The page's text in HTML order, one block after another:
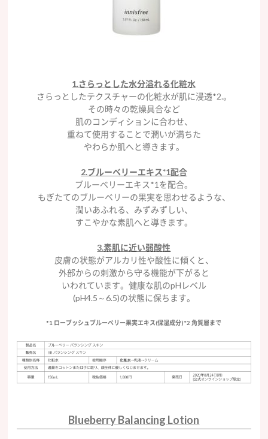
1.さらっとした水分溢れる化粧水
さらっとしたテクスチャーの化粧水が肌に浸透*2.。
その時々の乾燥具合など
肌のコンディションに合わせ、
重ねて使用することで潤いが満ちた
やわらか肌へと導きます。
2.ブルーベリーエキス*1配合
ブルーベリーエキス*1を配合。
もぎたてのブルーベリーの果実を思わせるような、
潤いあふれる、みずみずしい、
すこやかな素肌へと導きます。
3.素肌に近い弱酸性
皮膚の状態がアルカリ性や酸性に傾くと、
外部からの刺激から守る機能が下がると
いわれています。健康な肌のpHレベル
(pH4.5～6.5)の状態に保ちます。
*1 ローブッシュブルーベリー果実エキス(保湿成分)*2 角質層まで
Blueberry Balancing Lotion